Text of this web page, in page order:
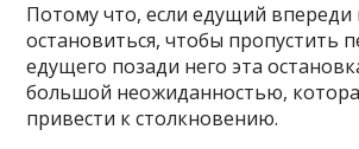
Потому что, если едущий впереди
остановиться, чтобы пропустить
едущего позади него эта
большой неожиданностью,
привести к столкновению.